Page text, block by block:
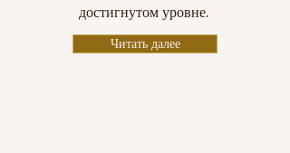
достигнутом уровне.
Читать далее